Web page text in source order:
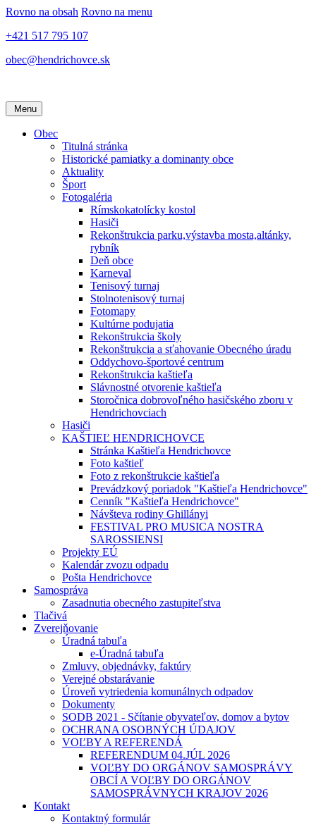
Rovno na obsah Rovno na menu
+421 517 795 107
obec@hendrichovce.sk
Menu
Obec
Titulná stránka
Historické pamiatky a dominanty obce
Aktuality
Šport
Fotogaléria
Rímskokatolícky kostol
Hasiči
Rekonštrukcia parku,výstavba mosta,altánky,
rybník
Deň obce
Karneval
Tenisový turnaj
Stolnotenisový turnaj
Fotomapy
Kultúrne podujatia
Rekonštrukcia školy
Rekonštrukcia a sťahovanie Obecného úradu
Oddychovo-športové centrum
Rekonštrukcia kaštieľa
Slávnostné otvorenie kaštieľa
Storočnica dobrovoľného hasičského zboru v
Hendrichovciach
Hasiči
KAŠTIEĽ HENDRICHOVCE
Stránka Kaštieľa Hendrichovce
Foto kaštieľ
Foto z rekonštrukcie kaštieľa
Prevádzkový poriadok "Kaštieľa Hendrichovce"
Cenník "Kaštieľa Hendrichovce"
Návšteva rodiny Ghillányi
FESTIVAL PRO MUSICA NOSTRA
SAROSSIENSI
Projekty EÚ
Kalendár zvozu odpadu
Pošta Hendrichovce
Samospráva
Zasadnutia obecného zastupiteľstva
Tlačivá
Zverejňovanie
Úradná tabuľa
e-Úradná tabuľa
Zmluvy, objednávky, faktúry
Verejné obstarávanie
Úroveň vytriedenia komunálnych odpadov
Dokumenty
SODB 2021 - Sčítanie obyvateľov, domov a bytov
OCHRANA OSOBNÝCH ÚDAJOV
VOĽBY A REFERENDÁ
REFERENDUM 04.JÚL 2026
VOĽBY DO ORGÁNOV SAMOSPRÁVY
OBCÍ A VOĽBY DO ORGÁNOV
SAMOSPRÁVNYCH KRAJOV 2026
Kontakt
Kontaktný formulár